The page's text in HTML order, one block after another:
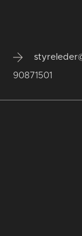
90871501